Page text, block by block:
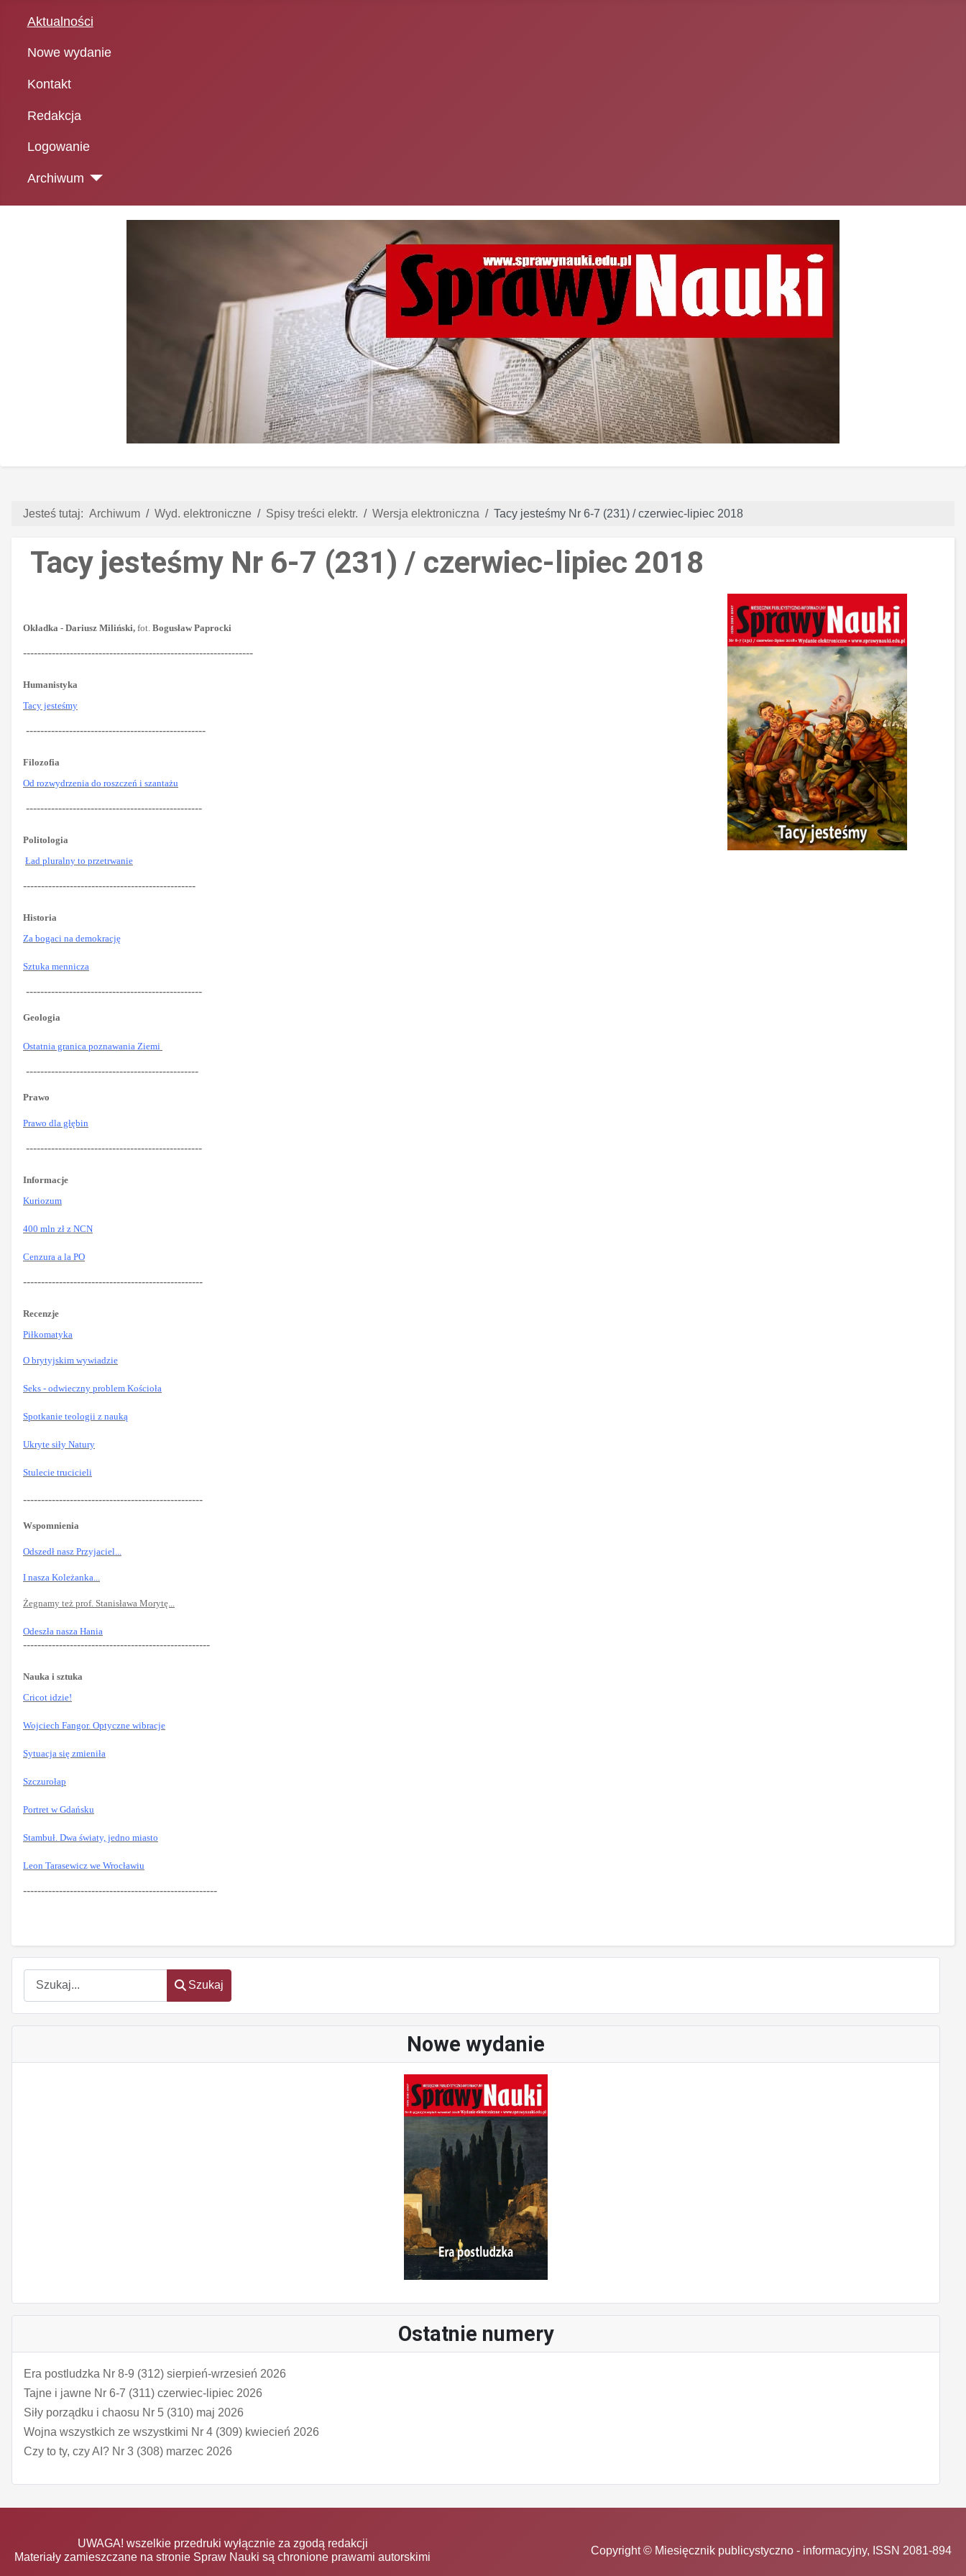
Aktualności
Nowe wydanie
Kontakt
Redakcja
Logowanie
Archiwum
Szukaj
Szukaj
Nowe wydanie
Ostatnie numery
Era postludzka Nr 8-9 (312) sierpień-wrzesień 2026
Tajne i jawne Nr 6-7 (311) czerwiec-lipiec 2026
Siły porządku i chaosu Nr 5 (310) maj 2026
Wojna wszystkich ze wszystkimi Nr 4 (309) kwiecień 2026
Czy to ty, czy AI? Nr 3 (308) marzec 2026
Jesteś tutaj: Archiwum Wyd. elektroniczne Spisy treści elektr. Wersja elektroniczna Tacy jesteśmy Nr 6-7 (231) / czerwiec-lipiec 2018
Tacy jesteśmy Nr 6-7 (231) / czerwiec-lipiec 2018
Okładka - Dariusz Miliński, fot. Bogusław Paprocki
----------------------------------------------------------------
Humanistyka
Tacy jesteśmy
--------------------------------------------------
Filozofia
Od rozwydrzenia do roszczeń i szantażu
-------------------------------------------------
Politologia
Ład pluralny to przetrwanie
------------------------------------------------
Historia
Za bogaci na demokrację
Sztuka mennicza
-------------------------------------------------
Geologia
Ostatnia granica poznawania Ziemi
------------------------------------------------
Prawo
Prawo dla głębin
-------------------------------------------------
Informacje
Kuriozum
400 mln zł z NCN
Cenzura a la PO
--------------------------------------------------
Recenzje
Piłkomatyka
O brytyjskim wywiadzie
Seks - odwieczny problem Kościoła
Spotkanie teologii z nauką
Ukryte siły Natury
Stulecie trucicieli
--------------------------------------------------
Wspomnienia
Odszedł nasz Przyjaciel...
I nasza Koleżanka...
Żegnamy też prof. Stanisława Morytę...
Odeszła nasza Hania
----------------------------------------------------
Nauka i sztuka
Cricot idzie!
Wojciech Fangor. Optyczne wibracje
Sytuacja się zmieniła
Szczurołap
Portret w Gdańsku
Stambuł. Dwa światy, jedno miasto
Leon Tarasewicz we Wrocławiu
------------------------------------------------------
UWAGA! wszelkie przedruki wyłącznie za zgodą redakcji
Materiały zamieszczane na stronie Spraw Nauki są chronione prawami autorskimi
Copyright © Miesięcznik publicystyczno - informacyjny, ISSN 2081-894